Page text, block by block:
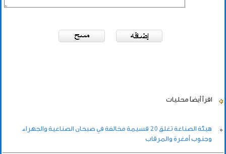
اقرأ أيضاً محليات
هيئة الصناعة تغلق 20 قسيمة مخالفة في صبحان الصناعية والجهراء
وجنوب أمغرة والمرقاب